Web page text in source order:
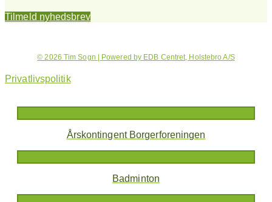
Tilmeld nyhedsbrev
© 2026 Tim Sogn | Powered by EDB Centret, Holstebro A/S
Privatlivspolitik
Årskontingent Borgerforeningen
Badminton